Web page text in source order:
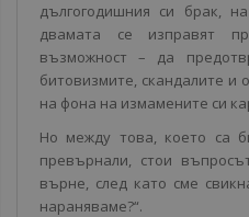
дългогодишния си брак,
двамата се изправят
възможност – да
битовизмите, скандалите и
на фона на измамените си
Но между това, което са
превърнали, стои
върне, след като сме
нараняваме?“.